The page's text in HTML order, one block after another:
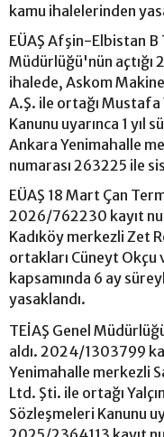
kamu ihalelerinden
EÜAŞ Afşin-Elbistan
Müdürlüğü'nün açtığı
ihalede, Askom
A.Ş. ile ortağı Mustafa
Kanunu uyarınca 1 yıl
Ankara Yenimahalle
numarası 263225 ile
EÜAŞ 18 Mart Çan
2026/762230 kayıt
Kadıköy merkezli Zet
ortakları Cüneyt Okçu
kapsamında 6 ay
yasaklandı.
TEİAŞ Genel
aldı. 2024/1303799
Yenimahalle merkezli
Ltd. Şti. ile ortağı
Sözleşmeleri Kanunu